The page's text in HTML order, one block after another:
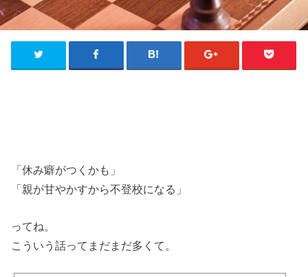
「休み癖がつくかも」
「親が甘やかすから不登校になる」
ってね。
こういう話ってまだまだ多くて。